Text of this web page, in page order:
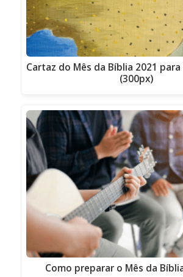
Cartaz do Mês da Bíblia 2021
(300px)
Como preparar o Mês da